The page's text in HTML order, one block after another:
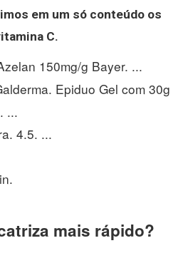
em um só conteúdo os
C.
150mg/g Bayer. ...
Epiduo Gel com 30g
...
4.5. ...
mais rápido?